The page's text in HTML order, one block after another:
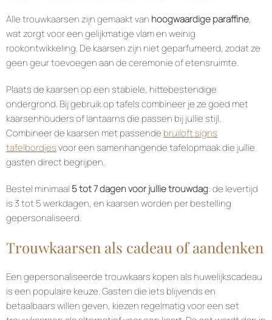
Alle trouwkaarsen zijn gemaakt van hoogwaardige paraffine,
wat zorgt voor een gelijkmatige vlam en weinig
rookontwikkeling. De kaarsen zijn niet geparfumeerd, zodat ze
geen geur toevoegen aan de ceremonie of etensruimte.
Plaats de kaarsen op een stabiele, hittebestendige
ondergrond. Bij gebruik op tafels combineer je ze goed met
kaarsenhouders of lantaarns die passen bij jullie stijl.
Combineer de kaarsen met passende bruiloft signs
tafelbordjesvoor een samenhangende tafelopmaak die jullie
gasten direct begrijpen.
Bestel minimaal5 tot 7 dagen voor jullie trouwdag: de levertijd
is 3 tot 5 werkdagen, en kaarsen worden per bestelling
gepersonaliseerd.
Trouwkaarsen als cadeau of aandenken
Een gepersonaliseerde trouwkaars kopen als huwelijkscadeau
is een populaire keuze. Gasten die iets blijvends en
betaalbaars willen geven, kiezen regelmatig voor een set